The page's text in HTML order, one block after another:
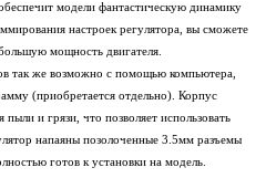
модели фантастическую динамику
настроек регулятора, вы сможете
мощность двигателя.
так же возможно с помощью компьютера,
(приобретается отдельно). Корпус
и грязи, что позволяет использовать
напаяны позолоченные 3.5мм разъемы
готов к установки на модель.